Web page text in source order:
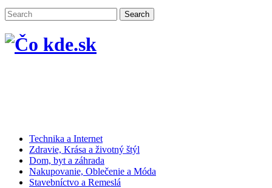
Technika a Internet
Zdravie, Krása a životný štýl
Dom, byt a záhrada
Nakupovanie, Oblečenie a Móda
Stavebníctvo a Remeslá